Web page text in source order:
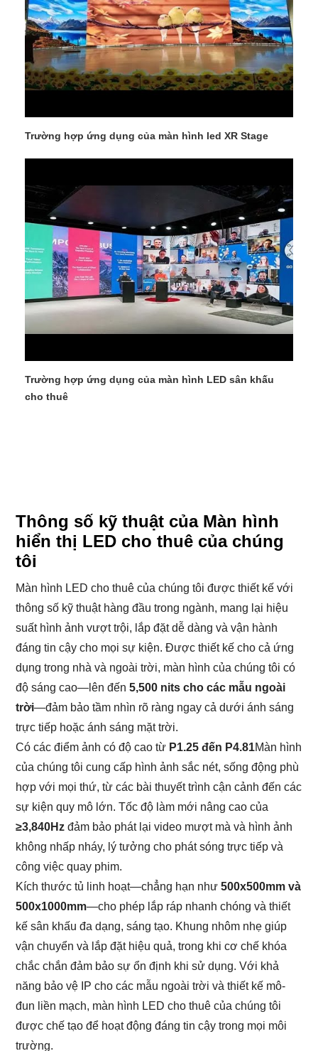
Trường hợp ứng dụng của màn hình led XR Stage
Trường hợp ứng dụng của màn hình LED sân khấu
cho thuê
Thông số kỹ thuật của Màn hình
hiển thị LED cho thuê của chúng
tôi
Màn hình LED cho thuê của chúng tôi được thiết kế với
thông số kỹ thuật hàng đầu trong ngành, mang lại hiệu
suất hình ảnh vượt trội, lắp đặt dễ dàng và vận hành
đáng tin cậy cho mọi sự kiện. Được thiết kế cho cả ứng
dụng trong nhà và ngoài trời, màn hình của chúng tôi có
độ sáng cao—lên đến5,500 nits cho các mẫu ngoài
trời—đảm bảo tầm nhìn rõ ràng ngay cả dưới ánh sáng
trực tiếp hoặc ánh sáng mặt trời.
Có các điểm ảnh có độ cao từ P1.25 đến P4.81Màn hình
của chúng tôi cung cấp hình ảnh sắc nét, sống động phù
hợp với mọi thứ, từ các bài thuyết trình cận cảnh đến các
sự kiện quy mô lớn. Tốc độ làm mới nâng cao của
≥3,840Hz đảm bảo phát lại video mượt mà và hình ảnh
không nhấp nháy, lý tưởng cho phát sóng trực tiếp và
công việc quay phim.
Kích thước tủ linh hoạt—chẳng hạn như500x500mm và
500x1000mm—cho phép lắp ráp nhanh chóng và thiết
kế sân khấu đa dạng, sáng tạo. Khung nhôm nhẹ giúp
vận chuyển và lắp đặt hiệu quả, trong khi cơ chế khóa
chắc chắn đảm bảo sự ổn định khi sử dụng. Với khả
năng bảo vệ IP cho các mẫu ngoài trời và thiết kế mô-
đun liền mạch, màn hình LED cho thuê của chúng tôi
được chế tạo để hoạt động đáng tin cậy trong mọi môi
trường.